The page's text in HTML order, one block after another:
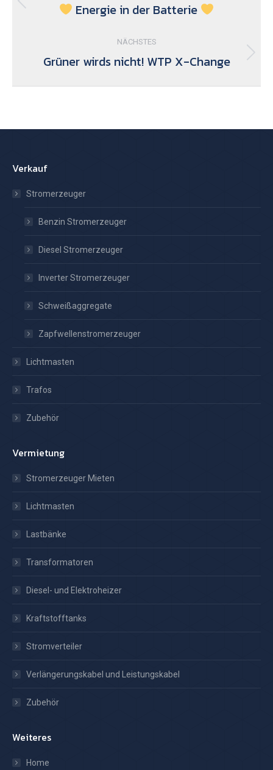
Vorheriger
Energie in der Batterie
NÄCHSTES
Nächster
Grüner wirds nicht! WTP X-Change
Verkauf
Stromerzeuger
Benzin Stromerzeuger
Diesel Stromerzeuger
Inverter Stromerzeuger
Schweißaggregate
Zapfwellenstromerzeuger
Lichtmasten
Trafos
Zubehör
Vermietung
Stromerzeuger Mieten
Lichtmasten
Lastbänke
Transformatoren
Diesel- und Elektroheizer
Kraftstofftanks
Stromverteiler
Verlängerungskabel und Leistungskabel
Zubehör
Weiteres
Home